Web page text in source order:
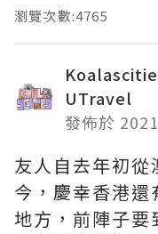
瀏覽次數:4765
UTravel
發佈於
友人自去年初從
今，慶幸香港
地方，前陣子